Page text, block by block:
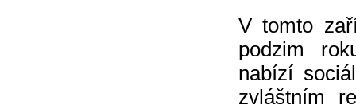
V tomto
podzim
nabízí
zvláštním